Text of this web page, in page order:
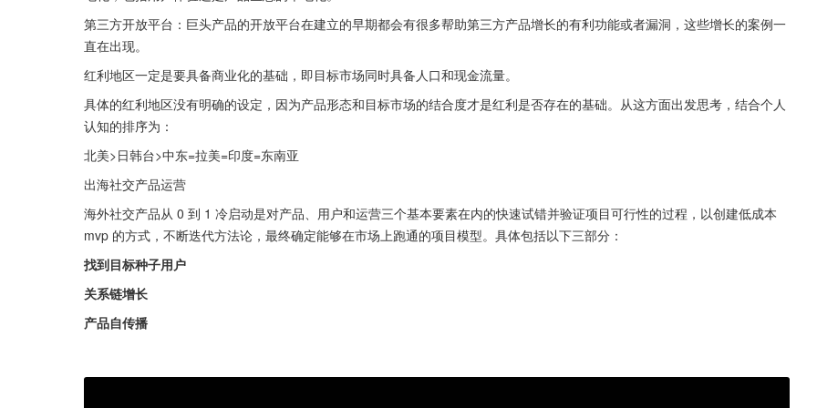
第三方开放平台：巨头产品的开放平台在建立的早期都会有很多帮助第三方产品增长的有利功能或者漏洞，这些增长的案例一
直在出现。
红利地区一定是要具备商业化的基础，即目标市场同时具备人口和现金流量。
具体的红利地区没有明确的设定，因为产品形态和目标市场的结合度才是红利是否存在的基础。从这方面出发思考，结合个人
认知的排序为：
北美>日韩台>中东=拉美=印度=东南亚
出海社交产品运营
海外社交产品从 0 到 1 冷启动是对产品、用户和运营三个基本要素在内的快速试错并验证项目可行性的过程，以创建低成本
mvp 的方式，不断迭代方法论，最终确定能够在市场上跑通的项目模型。具体包括以下三部分：
找到目标种子用户
关系链增长
产品自传播